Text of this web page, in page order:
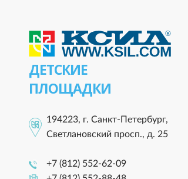
ДЕТСКИЕ
ПЛОЩАДКИ
194223, г. Санкт-Петербург,
Светлановский просп., д. 25
+7 (812) 552-62-09